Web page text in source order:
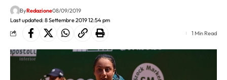
Last updated: 8 Settembre 2019 12:54 pm
ByRedazione08/09/2019
1 Min Read